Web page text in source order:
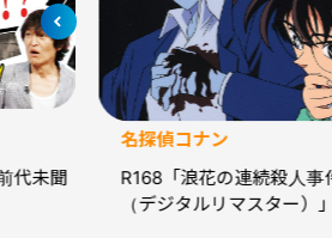
代未聞
名探偵コナン
R168「浪花の連続殺人事
（デジタルリマスター）」